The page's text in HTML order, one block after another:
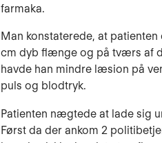
farmaka.
Man konstaterede, at
cm dyb flænge og på tværs af
havde han mindre læ­sion på
puls og blodtryk.
Patienten nægtede at lade sig
Først da der ankom 2